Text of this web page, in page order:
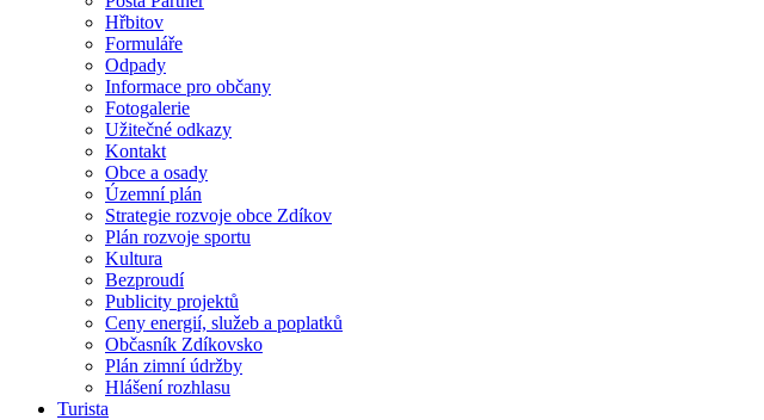
Hřbitov
Formuláře
Odpady
Informace pro občany
Fotogalerie
Užitečné odkazy
Kontakt
Obce a osady
Územní plán
Strategie rozvoje obce Zdíkov
Plán rozvoje sportu
Kultura
Bezproudí
Publicity projektů
Ceny energií, služeb a poplatků
Občasník Zdíkovsko
Plán zimní údržby
Hlášení rozhlasu
Turista